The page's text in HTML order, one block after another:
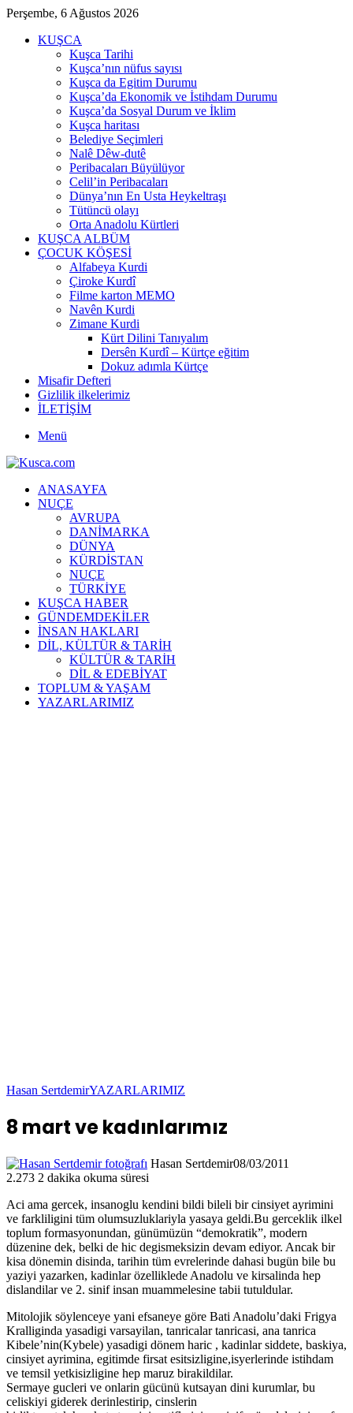
Perşembe, 6 Ağustos 2026
KUŞCA
Kuşca Tarihi
Kuşca’nın nüfus sayısı
Kuşca da Egitim Durumu
Kuşca’da Ekonomik ve İstihdam Durumu
Kuşca’da Sosyal Durum ve İklim
Kuşca haritası
Belediye Seçimleri
Nalê Dêw-dutê
Peribacaları Büyülüyor
Celil’in Peribacaları
Dünya’nın En Usta Heykeltraşı
Tütüncü olayı
Orta Anadolu Kürtleri
KUŞCA ALBÜM
ÇOCUK KÖŞESİ
Alfabeya Kurdi
Çiroke Kurdî
Filme karton MEMO
Navên Kurdi
Zimane Kurdi
Kürt Dilini Tanıyalım
Dersên Kurdî – Kürtçe eğitim
Dokuz adımla Kürtçe
Misafir Defteri
Gizlilik ilkelerimiz
İLETİŞİM
Menü
ANASAYFA
NUÇE
AVRUPA
DANİMARKA
DÜNYA
KÜRDİSTAN
NUÇE
TÜRKİYE
KUŞCA HABER
GÜNDEMDEKİLER
İNSAN HAKLARI
DİL, KÜLTÜR & TARİH
KÜLTÜR & TARİH
DİL & EDEBİYAT
TOPLUM & YAŞAM
YAZARLARIMIZ
Hasan SertdemirYAZARLARIMIZ
8 mart ve kadınlarımız
Hasan Sertdemir08/03/2011
2.273 2 dakika okuma süresi
Aci ama gercek, insanoglu kendini bildi bileli bir cinsiyet ayrimini
ve farkliligini tüm olumsuzluklariyla yasaya geldi.Bu gerceklik ilkel
toplum formasyonundan, günümüzün “demokratik”, modern
düzenine dek, belki de hic degismeksizin devam ediyor. Ancak bir
kisa dönemin disinda, tarihin tüm evrelerinde dahasi bugün bile bu
yaziyi yazarken, kadinlar özelliklede Anadolu ve kirsalinda hep
dislandilar ve 2. sinif insan muammelesine tabii tutuldular.
Mitolojik söylenceye yani efsaneye göre Bati Anadolu’daki Frigya
Kralliginda yasadigi varsayilan, tanricalar tanricasi, ana tanrica
Kibele’nin(Kybele) yasadigi dönem haric , kadinlar siddete, baskiya,
cinsiyet ayrimina, egitimde firsat esitsizligine,isyerlerinde istihdam
ve temsil yetkisizligine hep maruz birakildilar.
Sermaye gucleri ve onlarin gücünü kutsayan dini kurumlar, bu
celiskiyi giderek derinlestirip, cinslerin